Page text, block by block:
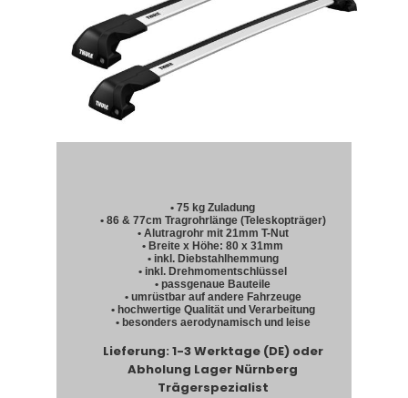
• 75 kg Zuladung
• 86 & 77cm Tragrohrlänge (Teleskopträger)
• Alutragrohr mit 21mm T-Nut
• Breite x Höhe: 80 x 31mm
• inkl. Diebstahlhemmung
• inkl. Drehmomentschlüssel
• passgenaue Bauteile
• umrüstbar auf andere Fahrzeuge
• hochwertige Qualität und Verarbeitung
• besonders aerodynamisch und leise
Lieferung: 1-3 Werktage (DE) oder
Abholung Lager Nürnberg
Trägerspezialist